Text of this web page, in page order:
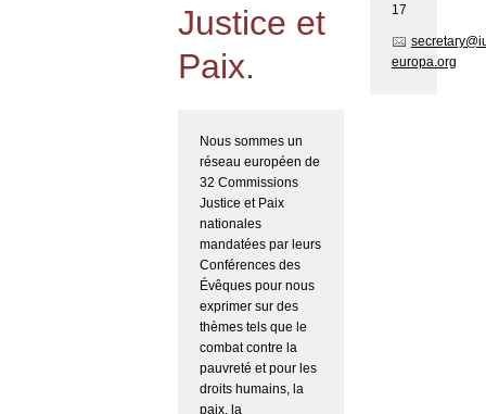
Justice et
Paix.
Nous sommes un
réseau européen de
32 Commissions
Justice et Paix
nationales
mandatées par leurs
Conférences des
Évêques pour nous
exprimer sur des
thèmes tels que le
combat contre la
pauvreté et pour les
droits humains, la
paix, la
17
europa.org